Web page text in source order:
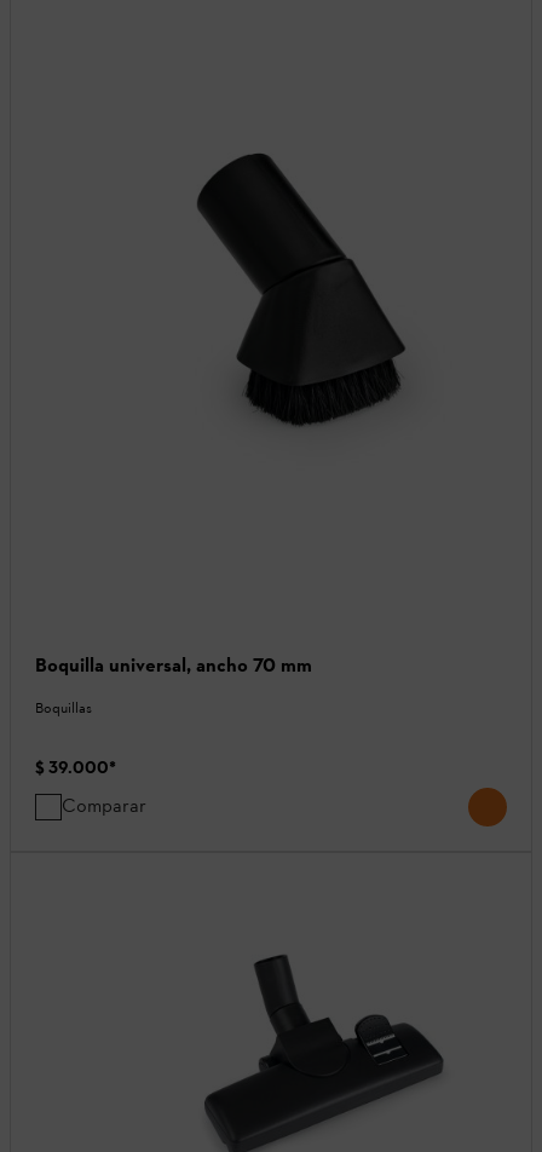
Boquilla universal, ancho 70 mm
Boquillas
$ 39.000*
Comparar